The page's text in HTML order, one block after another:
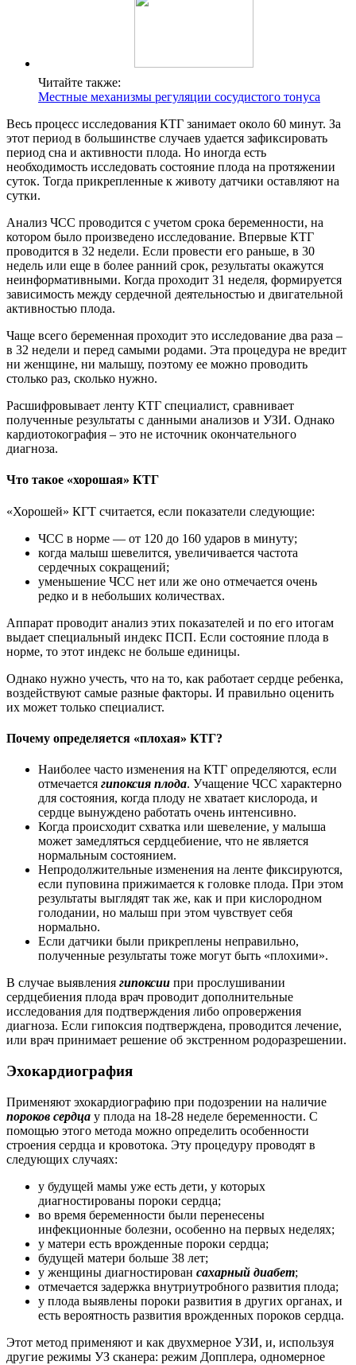
Читайте также:
Местные механизмы регуляции сосудистого тонуса
Весь процесс исследования КТГ занимает около 60 минут. За
этот период в большинстве случаев удается зафиксировать
период сна и активности плода. Но иногда есть
необходимость исследовать состояние плода на протяжении
суток. Тогда прикрепленные к животу датчики оставляют на
сутки.
Анализ ЧСС проводится с учетом срока беременности, на
котором было произведено исследование. Впервые КТГ
проводится в 32 недели. Если провести его раньше, в 30
недель или еще в более ранний срок, результаты окажутся
неинформативными. Когда проходит 31 неделя, формируется
зависимость между сердечной деятельностью и двигательной
активностью плода.
Чаще всего беременная проходит это исследование два раза –
в 32 недели и перед самыми родами. Эта процедура не вредит
ни женщине, ни малышу, поэтому ее можно проводить
столько раз, сколько нужно.
Расшифровывает ленту КТГ специалист, сравнивает
полученные результаты с данными анализов и УЗИ. Однако
кардиотокография – это не источник окончательного
диагноза.
Что такое «хорошая» КТГ
«Хорошей» КГТ считается, если показатели следующие:
ЧСС в норме — от 120 до 160 ударов в минуту;
когда малыш шевелится, увеличивается частота
сердечных сокращений;
уменьшение ЧСС нет или же оно отмечается очень
редко и в небольших количествах.
Аппарат проводит анализ этих показателей и по его итогам
выдает специальный индекс ПСП. Если состояние плода в
норме, то этот индекс не больше единицы.
Однако нужно учесть, что на то, как работает сердце ребенка,
воздействуют самые разные факторы. И правильно оценить
их может только специалист.
Почему определяется «плохая» КТГ?
Наиболее часто изменения на КТГ определяются, если
отмечается гипоксия плода. Учащение ЧСС характерно
для состояния, когда плоду не хватает кислорода, и
сердце вынуждено работать очень интенсивно.
Когда происходит схватка или шевеление, у малыша
может замедляться сердцебиение, что не является
нормальным состоянием.
Непродолжительные изменения на ленте фиксируются,
если пуповина прижимается к головке плода. При этом
результаты выглядят так же, как и при кислородном
голодании, но малыш при этом чувствует себя
нормально.
Если датчики были прикреплены неправильно,
полученные результаты тоже могут быть «плохими».
В случае выявления гипоксии при прослушивании
сердцебиения плода врач проводит дополнительные
исследования для подтверждения либо опровержения
диагноза. Если гипоксия подтверждена, проводится лечение,
или врач принимает решение об экстренном родоразрешении.
Эхокардиография
Применяют эхокардиографию при подозрении на наличие
пороков сердца у плода на 18-28 неделе беременности. С
помощью этого метода можно определить особенности
строения сердца и кровотока. Эту процедуру проводят в
следующих случаях:
у будущей мамы уже есть дети, у которых
диагностированы пороки сердца;
во время беременности были перенесены
инфекционные болезни, особенно на первых неделях;
у матери есть врожденные пороки сердца;
будущей матери больше 38 лет;
у женщины диагностирован сахарный диабет;
отмечается задержка внутриутробного развития плода;
у плода выявлены пороки развития в других органах, и
есть вероятность развития врожденных пороков сердца.
Этот метод применяют и как двухмерное УЗИ, и, используя
другие режимы УЗ сканера: режим Допплера, одномерное